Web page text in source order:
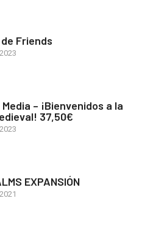
Friends
Media – ¡Bienvenidos a la
37,50€
EXPANSIÓN